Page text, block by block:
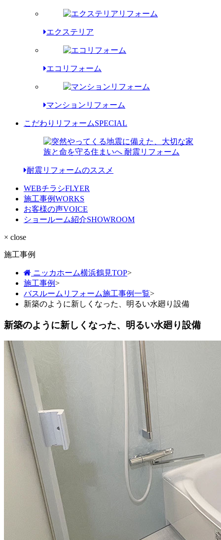
エクステリア
エコリフォーム
マンションリフォーム
こだわりリフォームSPECIAL
耐震リフォームのススメ
WEBチラシFLYER
施工事例WORKS
お客様の声VOICE
ショールーム紹介SHOWROOM
× close
施工事例
ニッカホーム横浜鶴見TOP>
施工事例>
バスルームリフォーム施工事例一覧>
新築のように新しくなった、明るい水廻り設備
新築のように新しくなった、明るい水廻り設備